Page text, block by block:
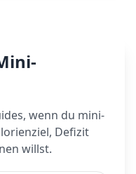
wenn du mini-
Defizit
willst.